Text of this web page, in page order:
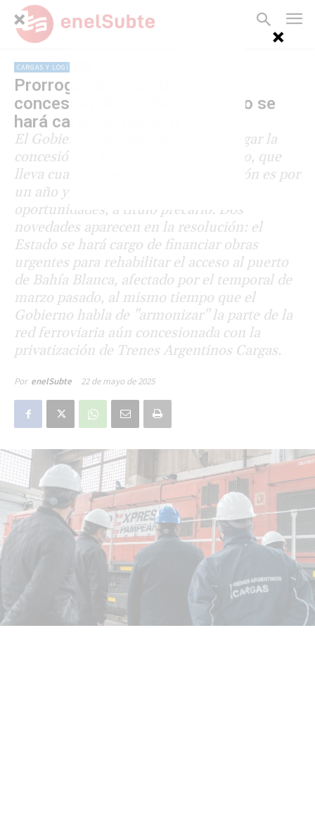
CARGAS Y LOGÍSTICA
Prorrogan por quinta vez la
concesión de FEPSA: el Estado se
hará cargo de obras urgentes
El Gobierno nacional volvió a prorrogar la
concesión de Ferroexpreso Pampeano, que
lleva cuatro años vencida. La extensión es por
un año y, al igual que en anteriores
oportunidades, a título precario. Dos
novedades aparecen en la resolución: el
Estado se hará cargo de financiar obras
urgentes para rehabilitar el acceso al puerto
de Bahía Blanca, afectado por el temporal de
marzo pasado, al mismo tiempo que el
Gobierno habla de "armonizar" la parte de la
red ferroviaria aún concesionada con la
privatización de Trenes Argentinos Cargas.
Por enelSubte 22 de mayo de 2025